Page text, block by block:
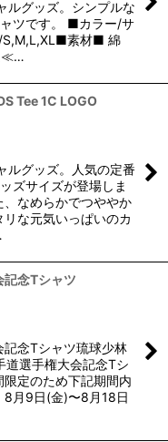
ルグッズ。シンプルな
ツです。 ■カラー/サ
S,M,L,XL■素材■ 綿
≪…
Tee 1C LOGO
ルグッズ。人気の定番
ズサイズが登場しま
、なめらかでつややか
な元気いっぱいのカ
念Tシャツ
念Tシャツ琉球少林
選手権大会記念Tシ
定のため下記期間内
8月9日(金)〜8月18日